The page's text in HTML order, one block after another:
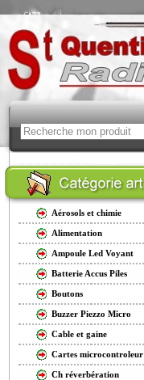
Aérosols et chimie
Alimentation
Ampoule Led Voyant
Batterie Accus Piles
Boutons
Buzzer Piezzo Micro
Cable et gaine
Cartes microcontroleur
Ch réverbération